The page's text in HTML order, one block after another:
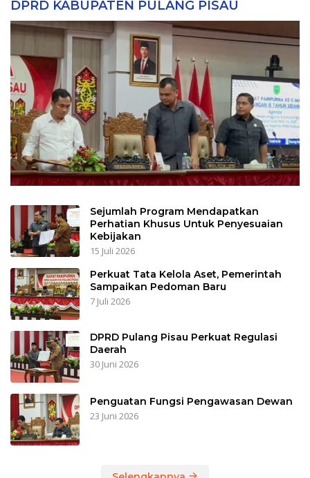
DPRD KABUPATEN PULANG PISAU
Sejumlah Program Mendapatkan
Perhatian Khusus Untuk Penyesuaian
Kebijakan
15 Juli 2026
Perkuat Tata Kelola Aset, Pemerintah
Sampaikan Pedoman Baru
7 Juli 2026
DPRD Pulang Pisau Perkuat Regulasi
Daerah
30 Juni 2026
Penguatan Fungsi Pengawasan Dewan
23 Juni 2026